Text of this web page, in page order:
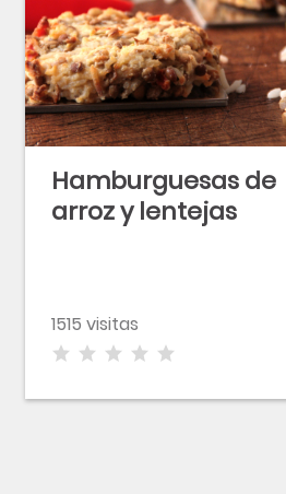
Hamburguesas de
arroz y lentejas
1515 visitas